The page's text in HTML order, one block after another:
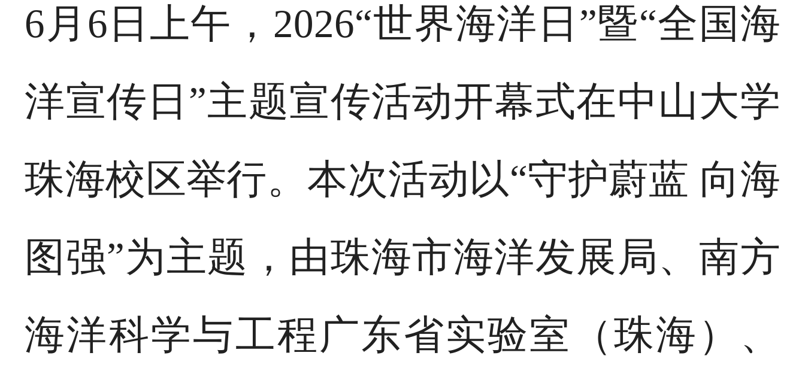
6月6日上午，2026“世界海洋日”暨“全国海
洋宣传日”主题宣传活动开幕式在中山大学
珠海校区举行。本次活动以“守护蔚蓝 向海
图强”为主题，由珠海市海洋发展局、南方
海洋科学与工程广东省实验室（珠海）、